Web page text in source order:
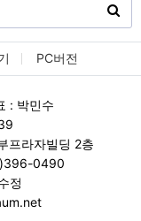
PC버전
: 박민수
프라자빌딩 2층
0490
정